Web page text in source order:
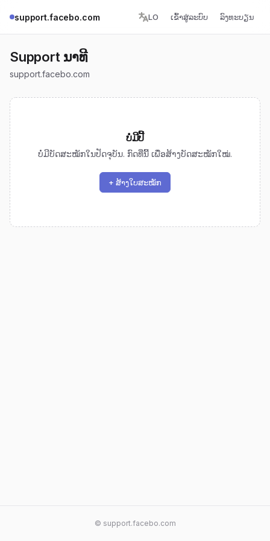
support.facebo.com LO ເຂົ້າ​ສູ່​ລະບົບ ລົງທະບຽນ
Support ນາທີ
support.facebo.com
ບໍ່ມີ​ປີ້
ບໍ່ມີ​ບັດ​ສະໝັກ​ໃນ​ປັດຈຸບັນ. ກົດ​ທີ່​ນີ້ ເພື່ອ​ສ້າງ​ບັດ​ສະໝັກ​ໃໝ່.
+ ສ້າງ​ໃບ​ສະໝັກ
© support.facebo.com